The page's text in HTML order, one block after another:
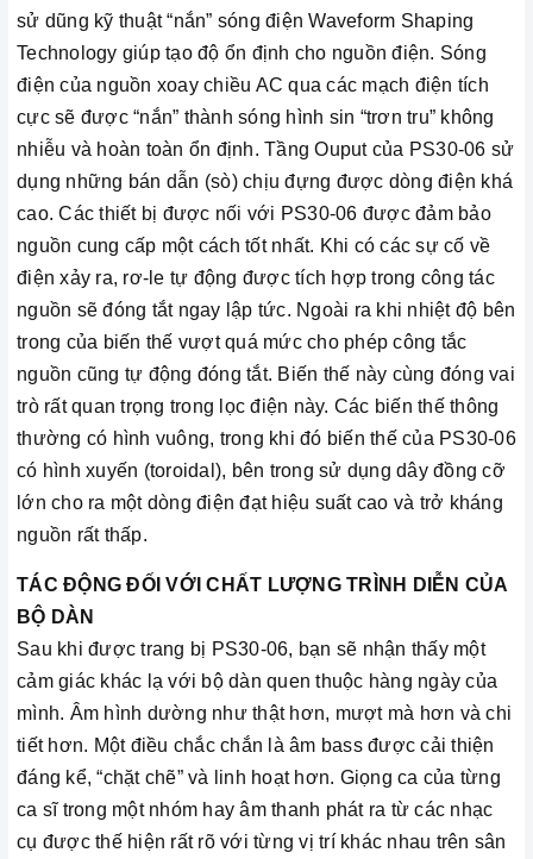
sử dũng kỹ thuật “nắn” sóng điện Waveform Shaping
Technology giúp tạo độ ổn định cho nguồn điện. Sóng
điện của nguồn xoay chiều AC qua các mạch điện tích
cực sẽ được “nắn” thành sóng hình sin “trơn tru” không
nhiễu và hoàn toàn ổn định. Tầng Ouput của PS30-06 sử
dụng những bán dẫn (sò) chịu đựng được dòng điện khá
cao. Các thiết bị được nối với PS30-06 được đảm bảo
nguồn cung cấp một cách tốt nhất. Khi có các sự cố về
điện xảy ra, rơ-le tự động được tích hợp trong công tác
nguồn sẽ đóng tắt ngay lập tức. Ngoài ra khi nhiệt độ bên
trong của biến thế vượt quá mức cho phép công tắc
nguồn cũng tự động đóng tắt. Biến thế này cùng đóng vai
trò rất quan trọng trong lọc điện này. Các biến thế thông
thường có hình vuông, trong khi đó biến thế của PS30-06
có hình xuyến (toroidal), bên trong sử dụng dây đồng cỡ
lớn cho ra một dòng điện đạt hiệu suất cao và trở kháng
nguồn rất thấp.
TÁC ĐỘNG ĐỐI VỚI CHẤT LƯỢNG TRÌNH DIỄN CỦA
BỘ DÀN
Sau khi được trang bị PS30-06, bạn sẽ nhận thấy một
cảm giác khác lạ với bộ dàn quen thuộc hàng ngày của
mình. Âm hình dường như thật hơn, mượt mà hơn và chi
tiết hơn. Một điều chắc chắn là âm bass được cải thiện
đáng kể, “chặt chẽ” và linh hoạt hơn. Giọng ca của từng
ca sĩ trong một nhóm hay âm thanh phát ra từ các nhạc
cụ được thế hiện rất rõ với từng vị trí khác nhau trên sân